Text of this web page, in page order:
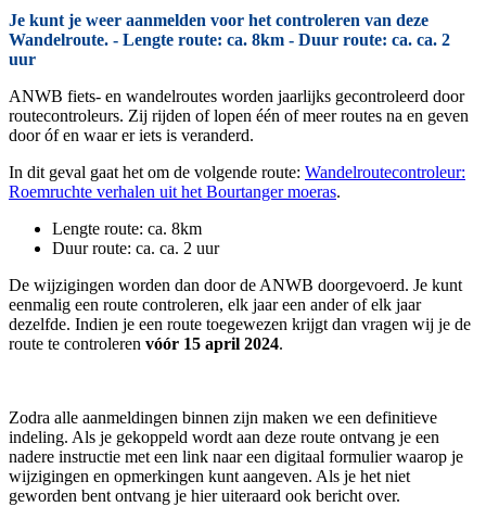
Je kunt je weer aanmelden voor het controleren van deze
Wandelroute. - Lengte route: ca. 8km - Duur route: ca. ca. 2
uur
ANWB fiets- en wandelroutes worden jaarlijks gecontroleerd door
routecontroleurs. Zij rijden of lopen één of meer routes na en geven
door óf en waar er iets is veranderd.
In dit geval gaat het om de volgende route: Wandelroutecontroleur:
Roemruchte verhalen uit het Bourtanger moeras.
Lengte route: ca. 8km
Duur route: ca. ca. 2 uur
De wijzigingen worden dan door de ANWB doorgevoerd. Je kunt
eenmalig een route controleren, elk jaar een ander of elk jaar
dezelfde. Indien je een route toegewezen krijgt dan vragen wij je de
route te controleren vóór 15 april 2024.
Zodra alle aanmeldingen binnen zijn maken we een definitieve
indeling. Als je gekoppeld wordt aan deze route ontvang je een
nadere instructie met een link naar een digitaal formulier waarop je
wijzigingen en opmerkingen kunt aangeven. Als je het niet
geworden bent ontvang je hier uiteraard ook bericht over.